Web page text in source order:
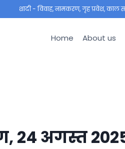
शादी - विवाह, नामकरण, गृह प्रवेश, काल
Home About us
24 अगस्त